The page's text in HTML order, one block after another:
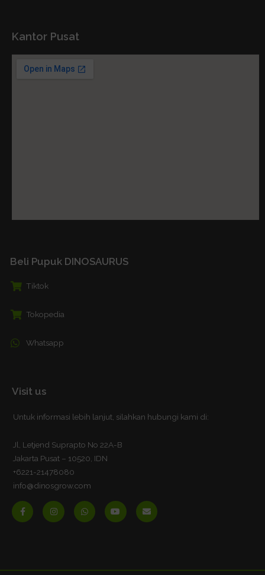
Kantor Pusat
Beli Pupuk DINOSAURUS
Tiktok
Tokopedia
Whatsapp
Visit us
Untuk informasi lebih lanjut, silahkan hubungi kami di:
Jl, Letjend Suprapto No 22A-B
Jakarta Pusat – 10520, IDN
+6221-21478080
info@dinosgrow.com
F
o
I
r
W
p
Y
e
E
p